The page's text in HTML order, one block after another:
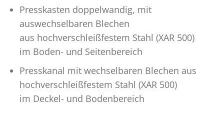
Presskasten doppelwandig, mit
auswechselbaren Blechen
aus hochverschleißfestem Stahl (XAR 500)
im Boden- und Seitenbereich
Presskanal mit wechselbaren Blechen aus
hochverschleißfestem Stahl (XAR 500)
im Deckel- und Bodenbereich